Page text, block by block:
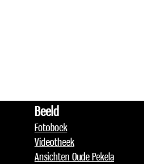
Beeld
Fotoboek
Videotheek
Ansichten Oude Pekela